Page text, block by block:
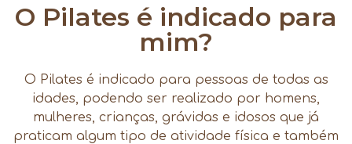
O Pilates é indicado para
mim?
O Pilates é indicado para pessoas de todas as
idades, podendo ser realizado por homens,
mulheres, crianças, grávidas e idosos que já
praticam algum tipo de atividade física e também